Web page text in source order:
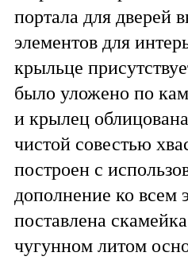
портала для дверей
элементов для
крыльце
было уложено по
и крылец
чистой совестью
построен с
дополнение ко всем
поставлена
чугунном литом